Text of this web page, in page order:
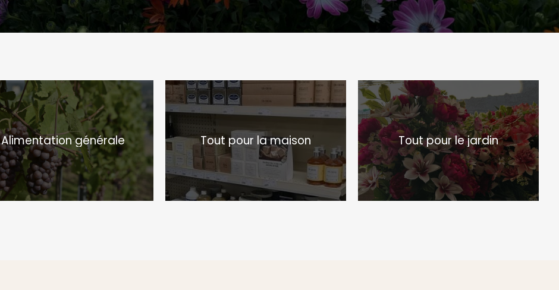
Alimentation générale Tout pour la maison Tout pour le jardin